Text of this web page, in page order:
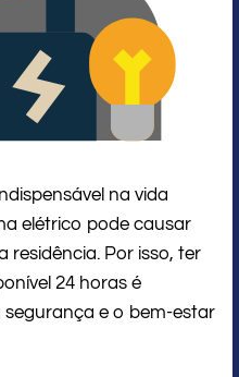
na vida
elétrico pode causar
Por isso, ter
24 horas é
e o bem-estar